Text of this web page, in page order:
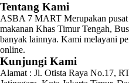
Tentang Kami
ASBA 7 MART Merupakan pusat
makanan Khas Timur Tengah,
banyak lainnya. Kami melayani
online.
Kunjungi Kami
Alamat : Jl. Otista Raya No.17,